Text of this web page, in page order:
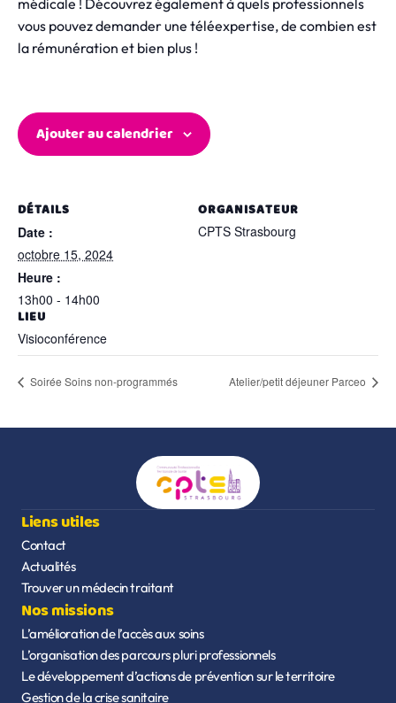
médicale ! Découvrez également à quels professionnels
vous pouvez demander une téléexpertise, de combien est
la rémunération et bien plus !
Ajouter au calendrier
DÉTAILS
Date :
octobre 15, 2024
Heure :
13h00 - 14h00
LIEU
Visioconférence
ORGANISATEUR
CPTS Strasbourg
Soirée Soins non-programmés Atelier/petit déjeuner Parceo
Nos missions
L’amélioration de l’accès aux soins
L’organisation des parcours pluri professionnels
Le développement d’actions de prévention sur le territoire
Gestion de la crise sanitaire
Liens utiles
Contact
Actualités
Trouver un médecin traitant